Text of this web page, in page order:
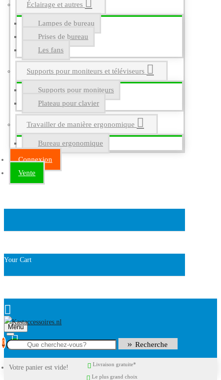
Éclairage et autres
Lampes de bureau
Prises de bureau
Les fans
Supports pour moniteurs et téléviseurs
Supports pour moniteurs
Plateau pour clavier
Travailler de manière ergonomique
Bureau ergonomique
Connexion
Vente
Your Cart
Menu
0
Votre panier est vide!
Recherche
Livraison gratuite*
Le plus grand choix